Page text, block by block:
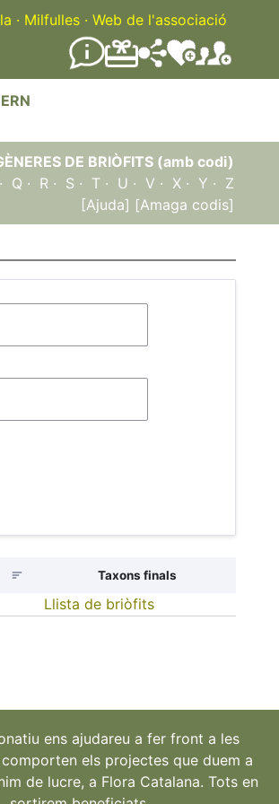
· Milfulles · Web de l'associació
DE BRIÒFITS (amb codi)
· Q · R · S · T · U · V · X · Y · Z
[Ajuda] [Amaga codis]
Taxons finals
Llista de briòfits
ens ajudareu a fer front a les
els projectes que duem a
de lucre, a Flora Catalana. Tots en